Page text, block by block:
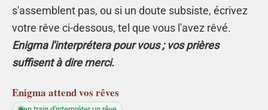
s'assemblent pas, ou si un doute subsiste, écrivez
votre rêve ci-dessous, tel que vous l'avez rêvé.
Enigma l'interprétera pour vous ; vos prières
suffisent à dire merci.
Enigma attend vos rêves